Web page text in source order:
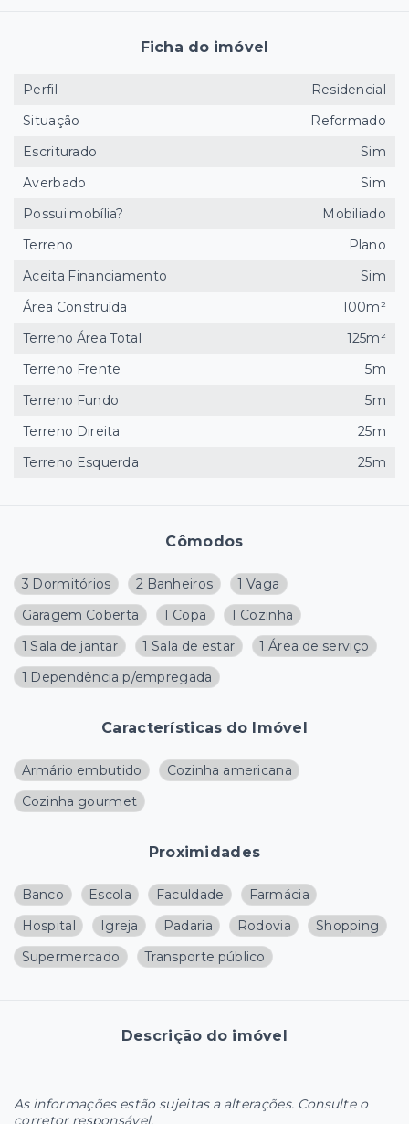
Cômodos
3 Dormitórios 2 Banheiros
1 Vaga
Garagem Coberta
1 Copa
1 Cozinha
1 Sala de jantar
1 Sala de estar
1 Área de serviço
1 Dependência p/empregada
Características do Imóvel
Armário embutido
Cozinha americana
Cozinha gourmet
Proximidades
Banco Escola Faculdade
Farmácia
Hospital
Igreja Padaria Rodovia
Shopping
Supermercado
Transporte público
Descrição do imóvel
As informações estão sujeitas a alterações. Consulte o
corretor responsável.
Ficha do imóvel
Perfil
Residencial
Situação
Reformado
Escriturado
Sim
Averbado
Sim
Possui mobília?
Mobiliado
Terreno
Plano
Aceita Financiamento
Sim
Área Construída
100m²
Terreno Área Total
125m²
Terreno Frente
5m
Terreno Fundo
5m
Terreno Direita
25m
Terreno Esquerda
25m